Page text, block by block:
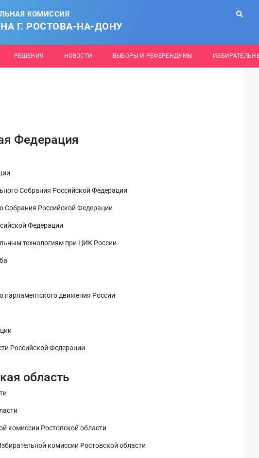
КОМИССИЯ
Г. РОСТОВА-НА-ДОНУ
РЕШЕНИЯ НОВОСТИ ВЫБОРЫ И РЕФЕРЕНДУМЫ
Федерация
Собрания Российской Федерации
Собрания Российской Федерации
Федерации
технологиям при ЦИК России
парламентского движения России
Российской Федерации
область
комиссии Ростовской области
комиссии Ростовской области